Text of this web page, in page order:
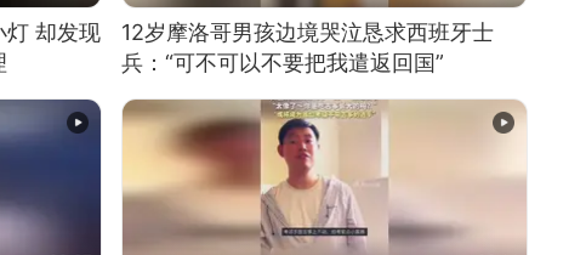
灯 却发现
12岁摩洛哥男孩边境哭泣恳求西班牙士
兵：“可不可以不要把我遣返回国”